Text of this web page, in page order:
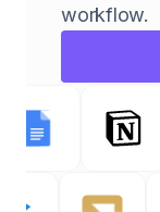
workflow.